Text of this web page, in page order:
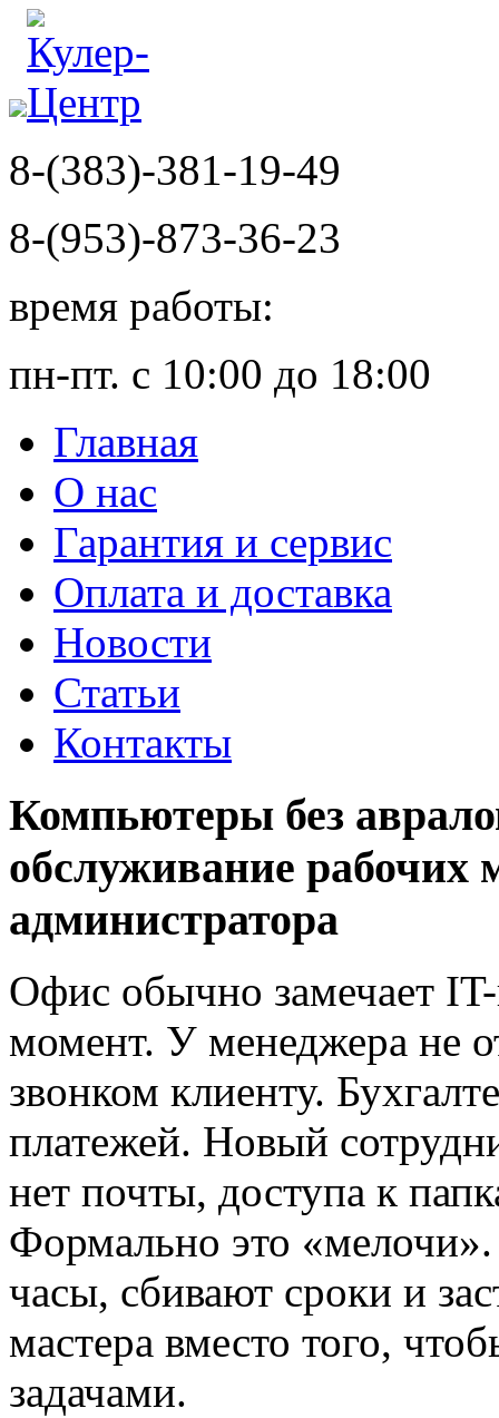
8-(383)-381-19-49
8-(953)-873-36-23
время работы:
пн-пт. с 10:00 до 18:00
Главная
О нас
Гарантия и сервис
Оплата и доставка
Новости
Статьи
Контакты
Компьютеры без
обслуживание рабочих
администратора
Офис обычно замечает
момент. У менеджера не
звонком клиенту.
платежей. Новый
нет почты, доступа к
Формально это
часы, сбивают сроки и
мастера вместо того,
задачами.